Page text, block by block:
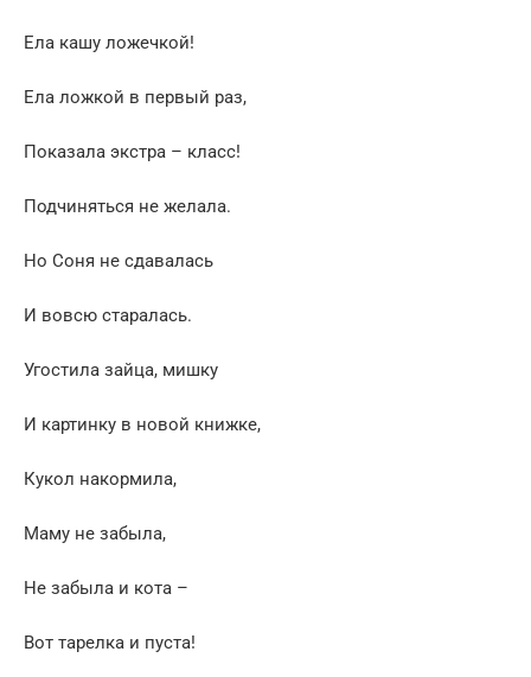
Ела кашу ложечкой!
Ела ложкой в первый раз,
Показала экстра – класс!
Подчиняться не желала.
Но Соня не сдавалась
И вовсю старалась.
Угостила зайца, мишку
И картинку в новой книжке,
Кукол накормила,
Маму не забыла,
Не забыла и кота –
Вот тарелка и пуста!